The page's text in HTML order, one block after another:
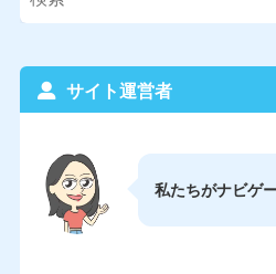
サイト運営者
私たちがナビゲ